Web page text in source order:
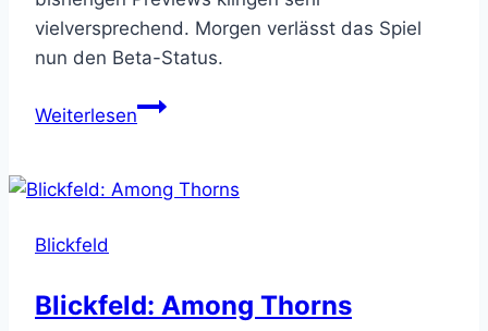
vielversprechend. Morgen verlässt das Spiel
nun den Beta-Status.
WeiterlesenBlickfeld:
Blickfeld
Blickfeld: Among Thorns